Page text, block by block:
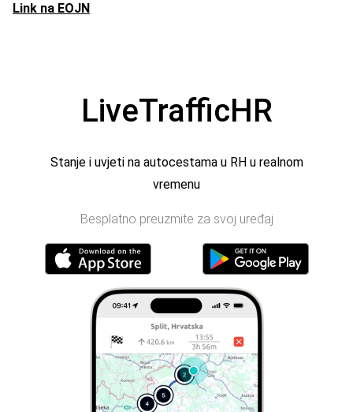
Link na EOJN
LiveTrafficHR
Stanje i uvjeti na autocestama u RH u realnom
vremenu
Besplatno preuzmite za svoj uređaj